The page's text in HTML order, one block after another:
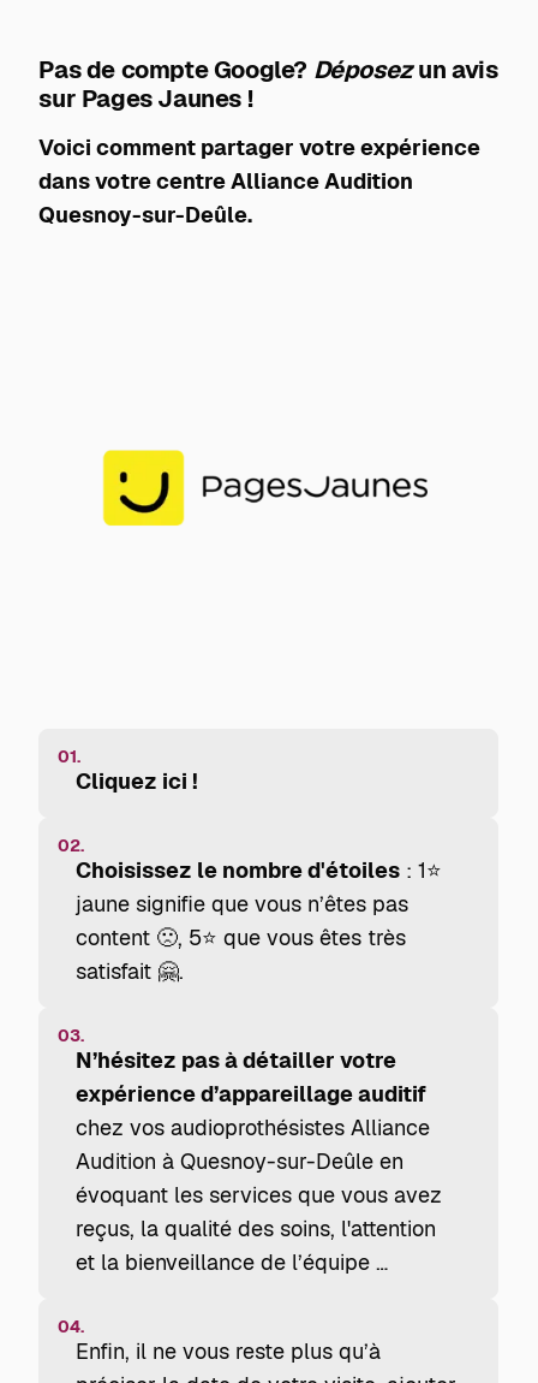
Pas de compte Google? Déposezun avis
sur Pages Jaunes !
Voici comment partager votre expérience
dans votre centre Alliance Audition
Quesnoy-sur-Deûle.
01.
Cliquez ici !
02.
Choisissez le nombre d'étoiles : 1⭐
jaune signifie que vous n’êtes pas
content 🙁, 5⭐ que vous êtes très
satisfait 🤗.
03.
N’hésitez pas à détailler votre
expérience d’appareillage auditif
chez vos audioprothésistes Alliance
Audition à Quesnoy-sur-Deûle en
évoquant les services que vous avez
reçus, la qualité des soins, l'attention
et la bienveillance de l’équipe …
04.
Enfin, il ne vous reste plus qu’à